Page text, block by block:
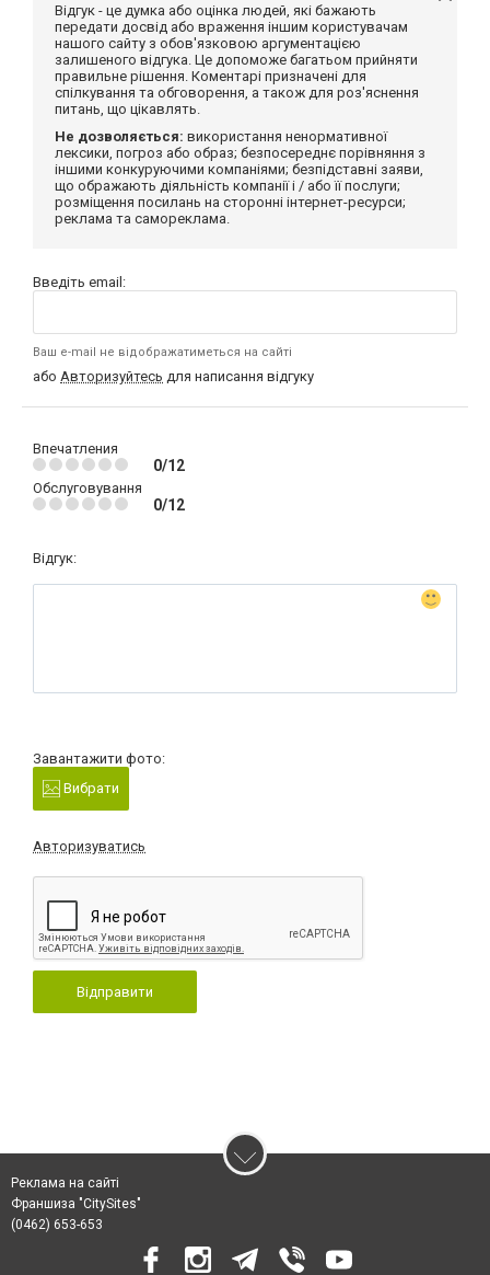
Відгук - це думка або оцінка людей, які бажають
передати досвід або враження іншим користувачам
нашого сайту з обов'язковою аргументацією
залишеного відгука. Це допоможе багатьом прийняти
правильне рішення. Коментарі призначені для
спілкування та обговорення, а також для роз'яснення
питань, що цікавлять.
Не дозволяється: використання ненормативної
лексики, погроз або образ; безпосереднє порівняння з
іншими конкуруючими компаніями; безпідставні заяви,
що ображають діяльність компанії і / або її послуги;
розміщення посилань на сторонні інтернет-ресурси;
реклама та самореклама.
Введіть email:
Ваш e-mail не відображатиметься на сайті
або Авторизуйтесь для написання відгуку
Впечатления
0/12
Обслуговування
0/12
Відгук:
Завантажити фото:
Вибрати
Авторизуватись
Відправити
Реклама на сайті
Франшиза "CitySites"
(0462) 653-653